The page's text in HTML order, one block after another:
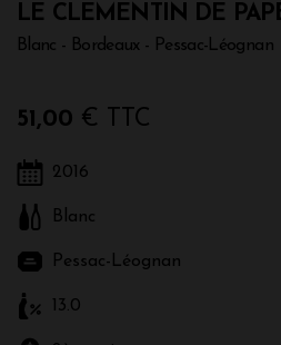
LE CLEMENTIN DE
Blanc - Bordeaux - Pessac-Léognan
51,00 € TTC
2016
Blanc
Pessac-Léognan
13.0